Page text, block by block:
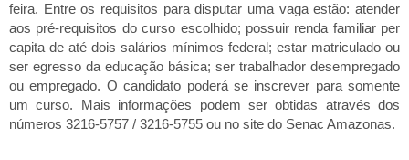
feira. Entre os requisitos para disputar uma vaga estão: atender
aos pré-requisitos do curso escolhido; possuir renda familiar per
capita de até dois salários mínimos federal; estar matriculado ou
ser egresso da educação básica; ser trabalhador desempregado
ou empregado. O candidato poderá se inscrever para somente
um curso. Mais informações podem ser obtidas através dos
números 3216-5757 / 3216-5755 ou no site do Senac Amazonas.